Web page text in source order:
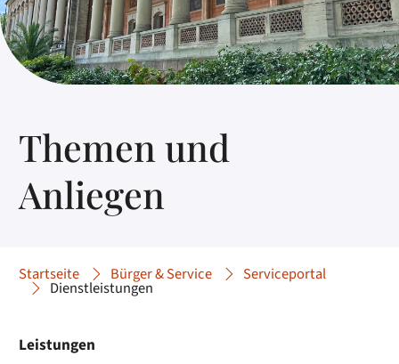
Themen und
Anliegen
Startseite Bürger & Service Serviceportal
Dienstleistungen
Leistungen